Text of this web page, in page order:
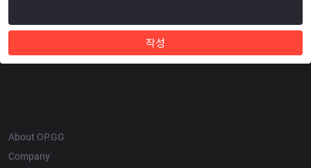
작성
About OP.GG
Company